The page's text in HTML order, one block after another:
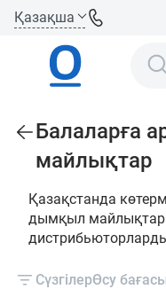
Қазақша
Балаларға
майлықтар
Қазақстанда
дымқыл майлықтар.
СүзгілерӨсу